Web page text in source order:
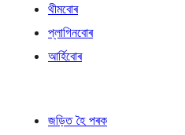
থীমবোৰ
প্লাগিনবোৰ
আৰ্হিবোৰ
জড়িত হৈ পৰক